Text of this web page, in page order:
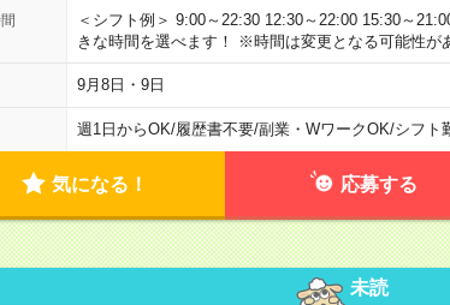
＜シフト例＞ 9:00～22:30 12:30～22:00 15:30～
きな時間を選べます！ ※時間は変更となる可能性が
9月8日・9日
週1日からOK/履歴書不要/副業・WワークOK/シフト
気になる！ 応募する
未読